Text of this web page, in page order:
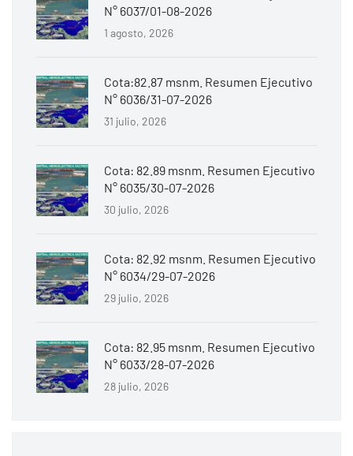
N° 6037/01-08-2026
1 agosto, 2026
Cota:82.87 msnm. Resumen Ejecutivo
N° 6036/31-07-2026
31 julio, 2026
Cota: 82.89 msnm. Resumen Ejecutivo
N° 6035/30-07-2026
30 julio, 2026
Cota: 82.92 msnm. Resumen Ejecutivo
N° 6034/29-07-2026
29 julio, 2026
Cota: 82.95 msnm. Resumen Ejecutivo
N° 6033/28-07-2026
28 julio, 2026